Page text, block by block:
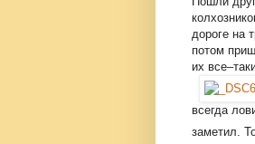
дороге на
потом
их
всегда
заметил.